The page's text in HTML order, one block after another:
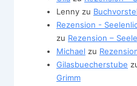
Lenny zu
Rezension -
zu Rezension –
Michael zu
Gilasbuecherstube
Grimm